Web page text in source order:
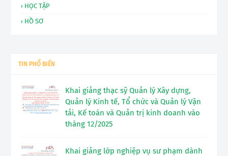
HỌC TẬP
HỒ SƠ
TIN PHỔ BIẾN
Khai giảng thạc sỹ Quản lý Xây dựng,
Quản lý Kinh tế, Tổ chức và Quản lý Vận
tải, Kế toán và Quản trị kinh doanh vào
tháng 12/2025
Khai giảng lớp nghiệp vụ sư phạm dành